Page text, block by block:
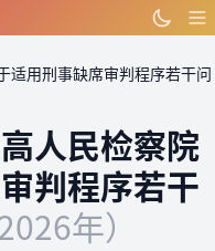
适用刑事缺席审判程序若干问
人民检察院
判程序若干
2026年）